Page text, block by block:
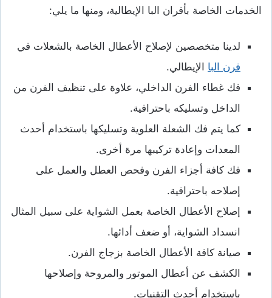
الخدمات الخاصة بأفران البا الإيطالية، ومنها ما يلي:
لدينا متخصصين لإصلاح الأعطال الخاصة بالشعلات في
فرن البا الإيطالي.
فك غطاء الفرن الداخلي، علاوة على تنظيف الفرن من
الداخل وتسليكه باحترافية.
كما يتم فك الشعلة العلوية وتسليكها باستخدام أحدث
المعدات وإعادة تركيبها مرة أخرى.
فك كافة أجزاء الفرن وفحص العطل والعمل على
إصلاحه باحترافية.
إصلاح الأعطال الخاصة بعمل الشواية على سبيل المثال
انسداد الشواية، أو ضعف أدائها.
صيانة كافة الأعطال الخاصة بزجاج الفرن.
الكشف عن أعطال الموتور والمروحة وإصلاحها
باستخدام أحدث التقنيات.